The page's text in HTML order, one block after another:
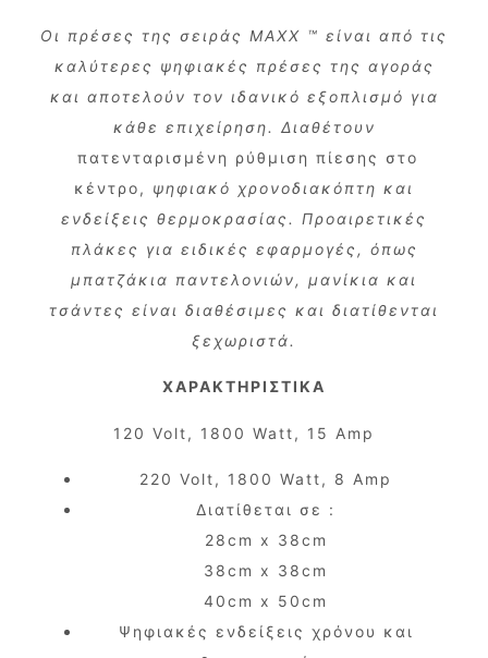
Οι πρέσες της σειράς MAXX ™ είναι από τις
καλύτερες ψηφιακές πρέσες της αγοράς
και αποτελούν τον ιδανικό εξοπλισμό για
κάθε επιχείρηση. Διαθέτουν
πατενταρισμένη ρύθμιση πίεσης στο
κέντρο, ψηφιακό χρονοδιακόπτη και
ενδείξεις θερμοκρασίας. Προαιρετικές
πλάκες για ειδικές εφαρμογές, όπως
μπατζάκια παντελονιών, μανίκια και
τσάντες είναι διαθέσιμες και διατίθενται
ξεχωριστά.
ΧΑΡΑΚΤΗΡΙΣΤΙΚΑ
120 Volt, 1800 Watt, 15 Amp
220 Volt, 1800 Watt, 8 Amp
Διατίθεται σε :
28cm x 38cm
38cm x 38cm
40cm x 50cm
Ψηφιακές ενδείξεις χρόνου και